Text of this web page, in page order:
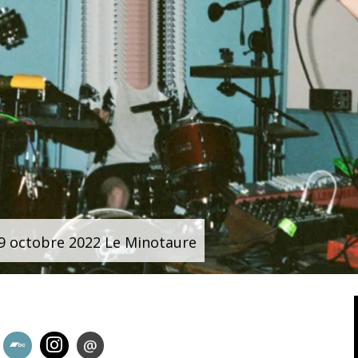
octobre 2022 Le Minotaure
@